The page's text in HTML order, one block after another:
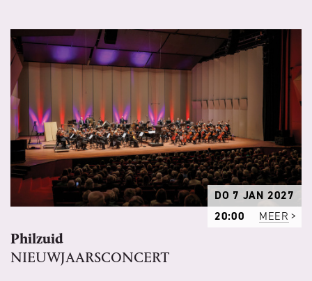
DO 7 JAN 2027
20:00
MEER
Philzuid
NIEUWJAARSCONCERT